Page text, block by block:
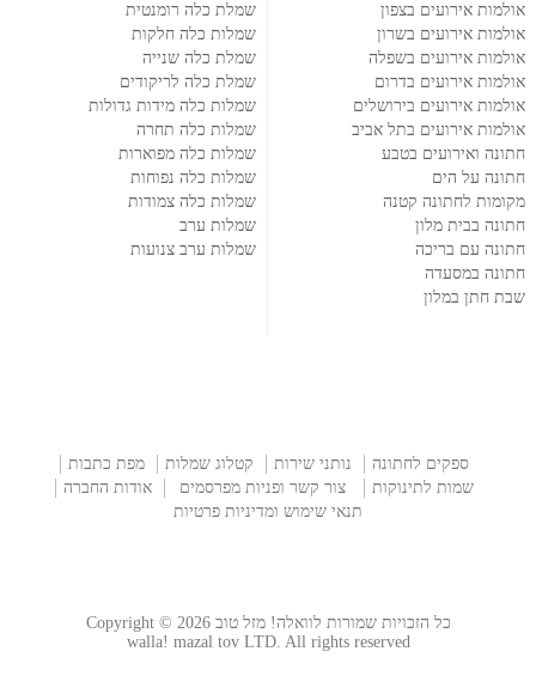
אולמות אירועים בצפון
אולמות אירועים בשרון
אולמות אירועים בשפלה
אולמות אירועים בדרום
אולמות אירועים בירושלים
אולמות אירועים בתל אביב
חתונה ואירועים בטבע
חתונה על הים
מקומות לחתונה קטנה
חתונה בבית מלון
חתונה עם בריכה
חתונה במסעדה
שבת חתן במלון
שמלת כלה רומנטית
שמלות כלה חלקות
שמלת כלה שנייה
שמלת כלה לריקודים
שמלות כלה מידות גדולות
שמלות כלה תחרה
שמלות כלה מפוארות
שמלות כלה נפוחות
שמלות כלה צמודות
שמלות ערב
שמלות ערב צנועות
ספקים לחתונה נותני שירות קטלוג שמלות
מפת כתבות
שמות לתינוקות
צור קשר ופניות מפרסמים
אודות החברה
תנאי שימוש ומדיניות פרטיות
כל הזכויות שמורות לוואלה! מזל טוב Copyright © 2026
walla! mazal tov LTD. All rights reserved